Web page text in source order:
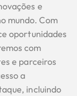
e
mundo. Com
oportunidades
com
e parceiros
a
incluindo